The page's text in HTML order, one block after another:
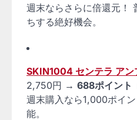
週末ならさらに倍還元！
ちする絶好機会。
SKIN1004 センテラ アン
2,750円 → 688ポイント
週末購入なら1,000ポイ
能。